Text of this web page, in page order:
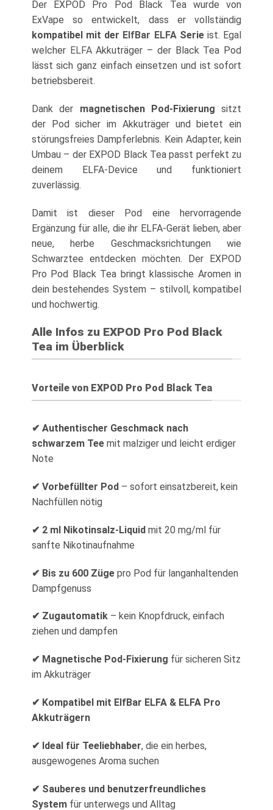
Der EXPOD Pro Pod Black Tea wurde von
ExVape so entwickelt, dass er vollständig
kompatibel mit der ElfBar ELFASerieist. Egal
welcher ELFAAkkuträger – der Black Tea Pod
lässt sich ganz einfach einsetzen und ist sofort
betriebsbereit.
Dank der magnetischen Pod-Fixierung sitzt
der Pod sicher im Akkuträger und bietet ein
störungsfreies Dampferlebnis. Kein Adapter, kein
Umbau – der EXPOD Black Tea passt perfekt zu
deinem ELFA-Device und funktioniert
zuverlässig.
Damit ist dieser Pod eine hervorragende
Ergänzung für alle, die ihr ELFA-Gerät lieben, aber
neue, herbe Geschmacksrichtungen wie
Schwarztee entdecken möchten. Der EXPOD
Pro Pod Black Tea bringt klassische Aromen in
dein bestehendes System – stilvoll, kompatibel
und hochwertig.
Alle Infos zu EXPOD Pro Pod Black
Tea im Überblick
Vorteile von EXPOD Pro Pod Black Tea
✔ Authentischer Geschmack nach
schwarzem Teemit malziger und leicht erdiger
Note
✔ Vorbefüllter Pod– sofort einsatzbereit, kein
Nachfüllen nötig
✔ 2 ml Nikotinsalz-Liquidmit 20 mg/ml für
sanfte Nikotinaufnahme
✔ Bis zu 600 Zügepro Pod für langanhaltenden
Dampfgenuss
✔ Zugautomatik– kein Knopfdruck, einfach
ziehen und dampfen
✔ Magnetische Pod-Fixierung für sicheren Sitz
im Akkuträger
✔ Kompatibel mit ElfBar ELFA & ELFA Pro
Akkuträgern
✔ Ideal für Teeliebhaber, die ein herbes,
ausgewogenes Aroma suchen
✔ Sauberes und benutzerfreundliches
Systemfür unterwegs und Alltag